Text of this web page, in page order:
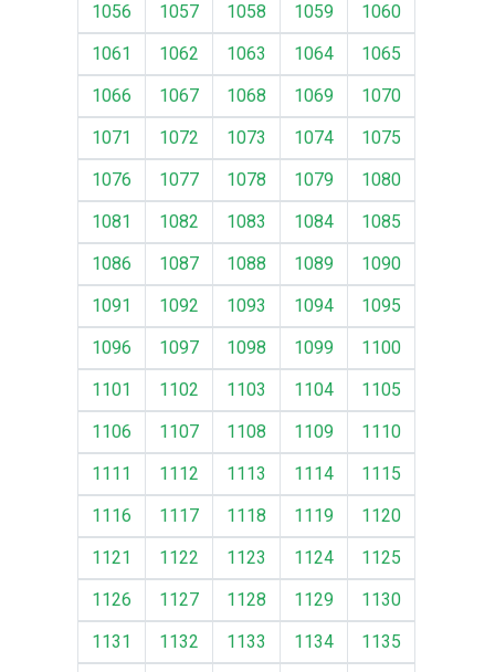
1056
1057 1058 1059
1060
1061
1062 1063 1064
1065
1066
1067 1068 1069
1070
1071
1072 1073 1074
1075
1076
1077 1078 1079
1080
1081
1082 1083 1084
1085
1086
1087 1088 1089
1090
1091
1092 1093 1094
1095
1096
1097 1098 1099
1100
1101
1102 1103 1104
1105
1106
1107 1108 1109
1110
1111
1112 1113 1114
1115
1116
1117 1118 1119
1120
1121
1122 1123 1124
1125
1126
1127 1128 1129
1130
1131
1132 1133 1134 1135